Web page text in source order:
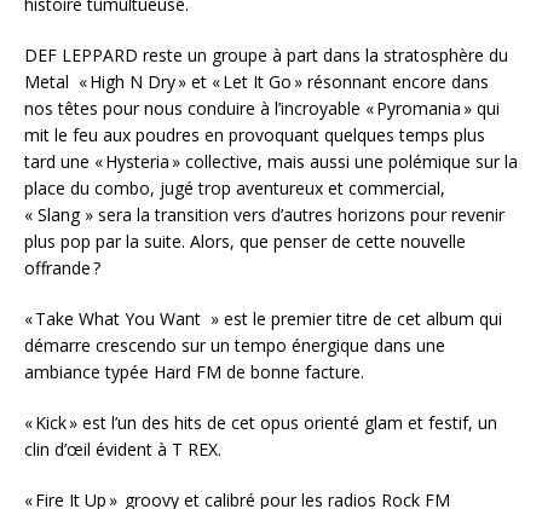
DEF LEPPARD reste un groupe à part dans la stratosphère du
Metal « High N Dry » et « Let It Go » résonnant encore dans
nos têtes pour nous conduire à l’incroyable « Pyromania » qui
mit le feu aux poudres en provoquant quelques temps plus
tard une « Hysteria » collective, mais aussi une polémique sur la
place du combo, jugé trop aventureux et commercial,
« Slang » sera la transition vers d’autres horizons pour revenir
plus pop par la suite. Alors, que penser de cette nouvelle
offrande ?
« Take What You Want » est le premier titre de cet album qui
démarre crescendo sur un tempo énergique dans une
ambiance typée Hard FM de bonne facture.
« Kick » est l’un des hits de cet opus orienté glam et festif, un
clin d’œil évident à T REX.
« Fire It Up » groovy et calibré pour les radios Rock FM